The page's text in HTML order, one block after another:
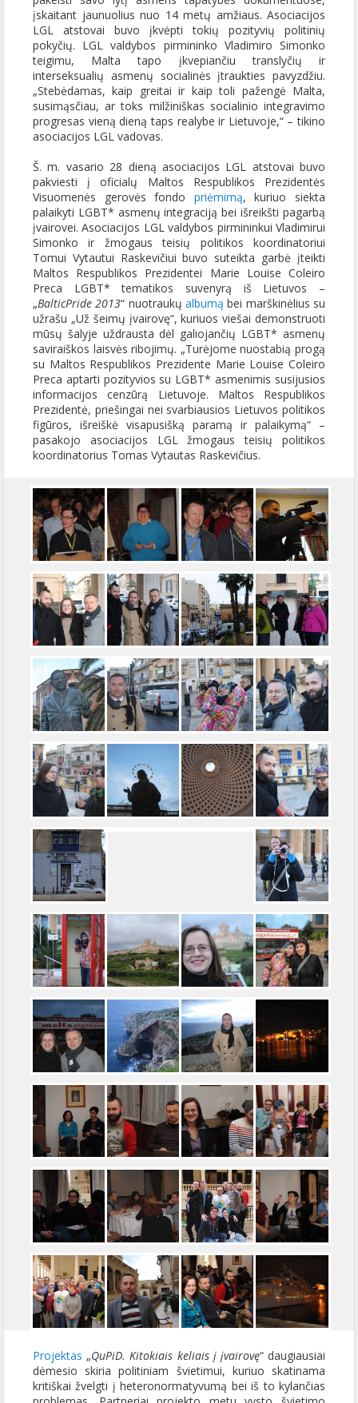
įskaitant jaunuolius nuo 14 metų amžiaus. Asociacijos
LGL atstovai buvo įkvėpti tokių pozityvių politinių
pokyčių. LGL valdybos pirmininko Vladimiro Simonko
teigimu, Malta tapo įkvepiančiu translyčių ir
interseksualių asmenų socialinės įtraukties pavyzdžiu.
„Stebėdamas, kaip greitai ir kaip toli pažengė Malta,
susimąsčiau, ar toks milžiniškas socialinio integravimo
progresas vieną dieną taps realybe ir Lietuvoje,“ – tikino
asociacijos LGL vadovas.
Š. m. vasario 28 dieną asociacijos LGL atstovai buvo
pakviesti į oficialų Maltos Respublikos Prezidentės
Visuomenės gerovės fondo priėmimą, kuriuo siekta
palaikyti LGBT* asmenų integraciją bei išreikšti pagarbą
įvairovei. Asociacijos LGL valdybos pirmininkui Vladimirui
Simonko ir žmogaus teisių politikos koordinatoriui
Tomui Vytautui Raskevičiui buvo suteikta garbė įteikti
Maltos Respublikos Prezidentei Marie Louise Coleiro
Preca LGBT* tematikos suvenyrą iš Lietuvos –
„BalticPride 2013“ nuotraukųalbumą bei marškinėlius su
užrašu „Už šeimų įvairovę“, kuriuos viešai demonstruoti
mūsų šalyje uždrausta dėl galiojančių LGBT* asmenų
saviraiškos laisvės ribojimų. „Turėjome nuostabią progą
su Maltos Respublikos Prezidente Marie Louise Coleiro
Preca aptarti pozityvios su LGBT* asmenimis susijusios
informacijos cenzūrą Lietuvoje. Maltos Respublikos
Prezidentė, priešingai nei svarbiausios Lietuvos politikos
figūros, išreiškė visapusišką paramą ir palaikymą“ –
pasakojo asociacijos LGL žmogaus teisių politikos
koordinatorius Tomas Vytautas Raskevičius.
Projektas „QuPiD. Kitokiais keliais į įvairovę“ daugiausiai
dėmesio skiria politiniam švietimui, kuriuo skatinama
kritiškai žvelgti į heteronormatyvumą bei iš to kylančias